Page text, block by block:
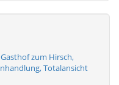
zum Hirsch,
Totalansicht